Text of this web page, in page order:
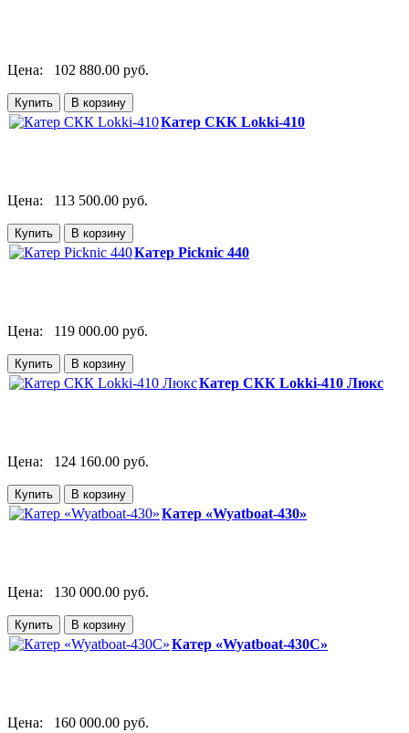
Цена: 102 880.00 руб.
Катер СКК Lokki-410
Цена: 113 500.00 руб.
Катер Picknic 440
Цена: 119 000.00 руб.
Катер СКК Lokki-410 Люкс
Цена: 124 160.00 руб.
Катер «Wyatboat-430»
Цена: 130 000.00 руб.
Катер «Wyatboat-430C»
Цена: 160 000.00 руб.